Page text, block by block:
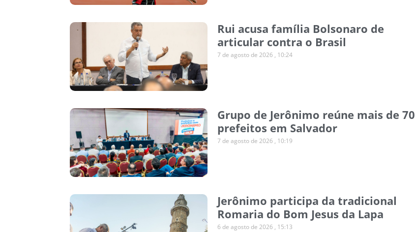
Rui acusa família Bolsonaro de
articular contra o Brasil
7 de agosto de 2026 10:24
Grupo de Jerônimo reúne mais de 70
prefeitos em Salvador
7 de agosto de 2026 10:19
Jerônimo participa da tradicional
Romaria do Bom Jesus da Lapa
6 de agosto de 2026 15:13